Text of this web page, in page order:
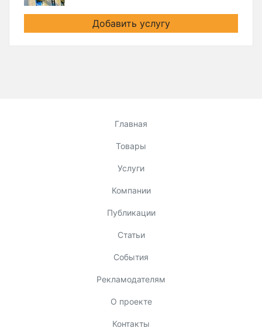
Добавить услугу
Главная
Товары
Услуги
Компании
Публикации
Статьи
События
Рекламодателям
О проекте
Контакты